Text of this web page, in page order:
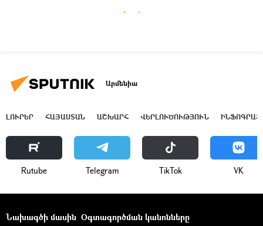
Արմենիա
ԼՈՒՐԵՐ ՀԱՅԱՍՏԱՆ ԱՇԽԱՐՀ ՎԵՐԼՈՒԾՈՒԹՅՈՒՆ
Rutube Telegram ТikТоk VK
Նախագծի մասին Օգտագործման կանոնները